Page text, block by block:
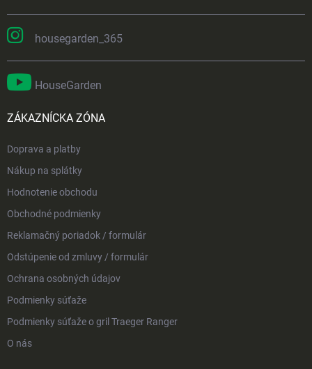
housegarden_365
HouseGarden
ZÁKAZNÍCKA ZÓNA
Doprava a platby
Nákup na splátky
Hodnotenie obchodu
Obchodné podmienky
Reklamačný poriadok / formulár
Odstúpenie od zmluvy / formulár
Ochrana osobných údajov
Podmienky súťaže
Podmienky súťaže o gril Traeger Ranger
O nás